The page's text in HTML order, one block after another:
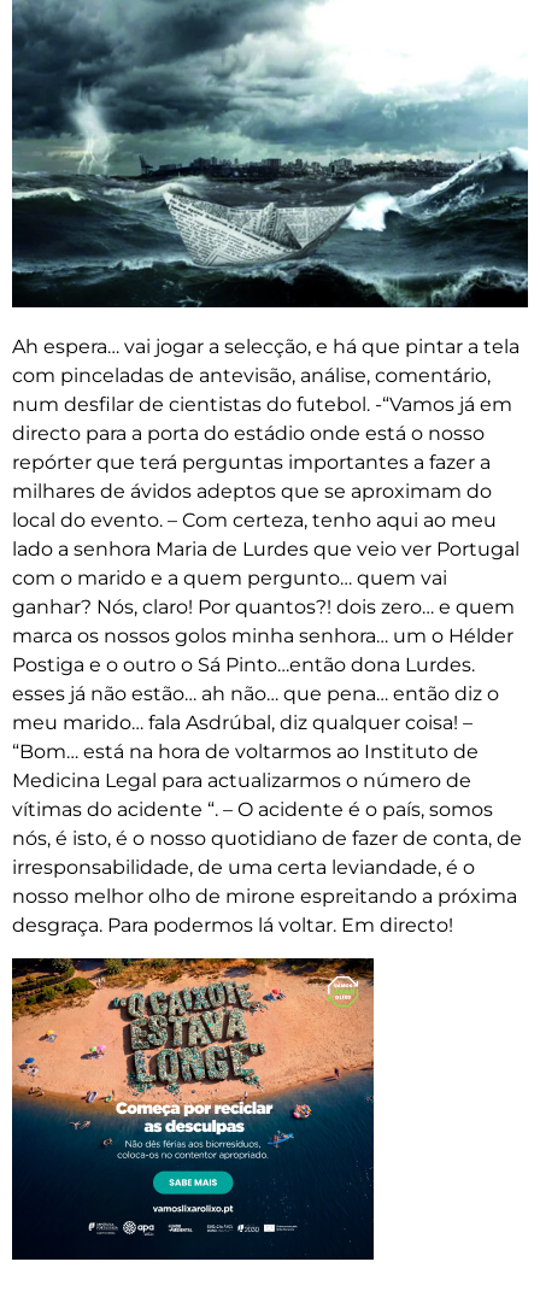
Ah espera… vai jogar a selecção, e há que pintar a tela
com pinceladas de antevisão, análise, comentário,
num desfilar de cientistas do futebol. -“Vamos já em
directo para a porta do estádio onde está o nosso
repórter que terá perguntas importantes a fazer a
milhares de ávidos adeptos que se aproximam do
local do evento. – Com certeza, tenho aqui ao meu
lado a senhora Maria de Lurdes que veio ver Portugal
com o marido e a quem pergunto… quem vai
ganhar? Nós, claro! Por quantos?! dois zero… e quem
marca os nossos golos minha senhora… um o Hélder
Postiga e o outro o Sá Pinto…então dona Lurdes.
esses já não estão… ah não… que pena… então diz o
meu marido… fala Asdrúbal, diz qualquer coisa! –
“Bom… está na hora de voltarmos ao Instituto de
Medicina Legal para actualizarmos o número de
vítimas do acidente “. – O acidente é o país, somos
nós, é isto, é o nosso quotidiano de fazer de conta, de
irresponsabilidade, de uma certa leviandade, é o
nosso melhor olho de mirone espreitando a próxima
desgraça. Para podermos lá voltar. Em directo!